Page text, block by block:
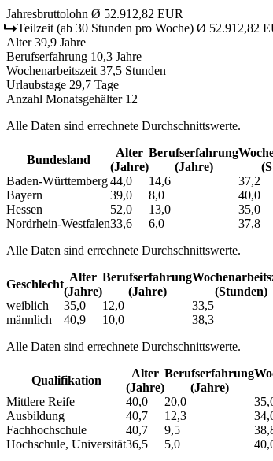
Jahresbruttolohn Ø 52.912,82 EUR
Teilzeit (ab 30 Stunden pro Woche) Ø 52.912,82
Alter 39,9 Jahre
Berufserfahrung 10,3 Jahre
Wochenarbeitszeit 37,5 Stunden
Urlaubstage 29,7 Tage
Anzahl Monatsgehälter 12
Alle Daten sind errechnete Durchschnittswerte.
Bundesland
Alter
(Jahre)
Berufs­erfahrung
(Jahre)
Baden-Württemberg44,0 14,6 37,2
Bayern
39,0 8,0 40,0
Hessen
52,0 13,0 35,0
Nordrhein-Westfalen33,6 6,0 37,8
Alle Daten sind errechnete Durchschnittswerte.
Geschlecht
Alter
(Jahre)
Berufs­erfahrung
(Jahre)
(Stunden)
weiblich
35,0 12,0 33,5
männlich
40,9 10,0 38,3
Alle Daten sind errechnete Durchschnittswerte.
Qualifikation
Alter
(Jahre)
Berufs­erfahrung
(Jahre)
Mittlere Reife
40,0 20,0
Ausbildung
40,7 12,3
Fachhochschule
40,7 9,5
Hochschule, Universität36,5 5,0